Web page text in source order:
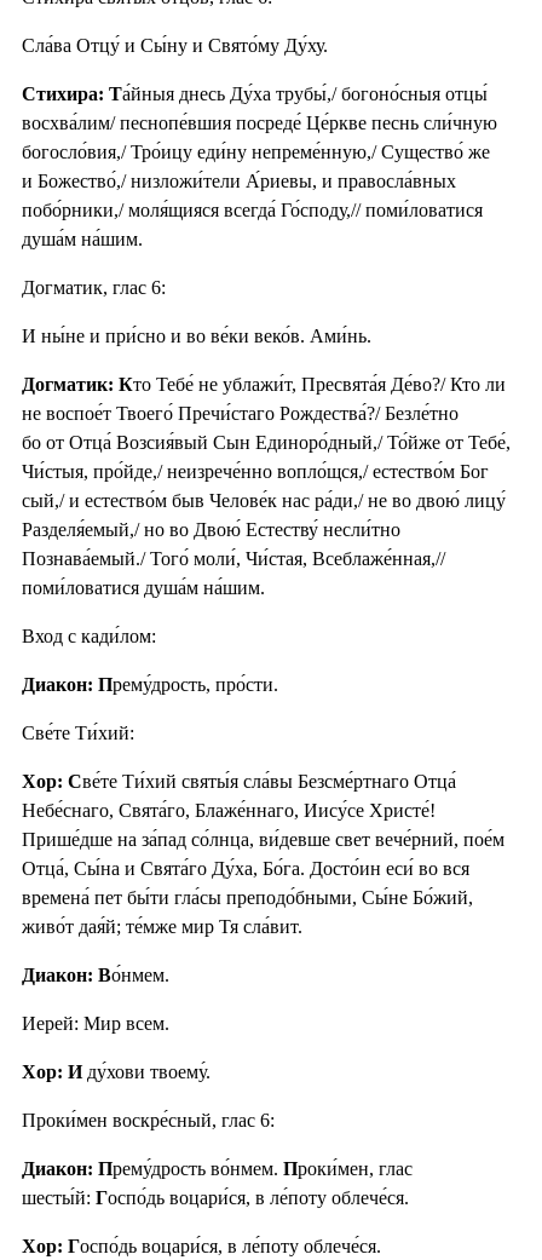
Сла́ва Отцу́ и Сы́ну и Свято́му Ду́ху.
Стихира: Та́йныя днесь Ду́ха трубы́,/ богоно́сныя отцы́
восхва́лим/ песнопе́вшия посреде́ Це́ркве песнь сли́чную
богосло́вия,/ Тро́ицу еди́ну непреме́нную,/ Существо́ же
и Божество́,/ низложи́тели А́риевы, и правосла́вных
побо́рники,/ моля́щияся всегда́ Го́споду,// поми́ловатися
душа́м на́шим.
Догматик, глас 6:
И ны́не и при́сно и во ве́ки веко́в. Ами́нь.
Догматик: Кто Тебе́ не ублажи́т, Пресвята́я Де́во?/ Кто ли
не воспое́т Твоего́ Пречи́стаго Рождества́?/ Безле́тно
бо от Отца́ Возсия́вый Сын Единоро́дный,/ То́йже от Тебе́,
Чи́стыя, про́йде,/ неизрече́нно вопло́щся,/ естество́м Бог
сый,/ и естество́м быв Челове́к нас ра́ди,/ не во двою́ лицу́
Разделя́емый,/ но во Двою́ Естеству́ несли́тно
Познава́емый./ Того́ моли́, Чи́стая, Всеблаже́нная,//
поми́ловатися душа́м на́шим.
Вход с кади́лом:
Диакон: Прему́дрость, про́сти.
Све́те Ти́хий:
Хор: Све́те Ти́хий святы́я сла́вы Безсме́ртнаго Отца́
Небе́снаго, Свята́го, Блаже́ннаго, Иису́се Христе́!
Прише́дше на за́пад со́лнца, ви́девше свет вече́рний, пое́м
Отца́, Сы́на и Свята́го Ду́ха, Бо́га. Досто́ин еси́ во вся
времена́ пет бы́ти гла́сы преподо́бными, Сы́не Бо́жий,
живо́т дая́й; те́мже мир Тя сла́вит.
Диакон: Во́нмем.
Иерей: Мир всем.
Хор: Иду́хови твоему́.
Проки́мен воскре́сный, глас 6:
Диакон: Прему́дрость во́нмем. Проки́мен, глас
шесты́й: Госпо́дь воцари́ся, в ле́поту облече́ся.
Хор: Госпо́дь воцари́ся, в ле́поту облече́ся.